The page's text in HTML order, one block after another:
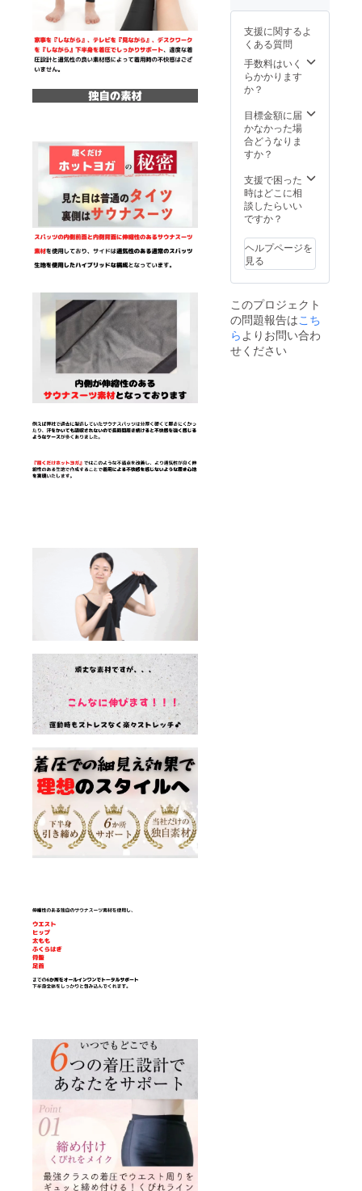
・
60~78c
m ・
ヒップ
サイ
ズ・・
cm M-L
・ウエ
ストサ
・
65~86c
m ・
ヒップ
ズ・・
85~105
cm 素材
生地
90% ポ
リエス
テル,
作成さ
ただき
ます。
ご希望
のサイ
ださい
・製品
詳細
ズ、製
品素
材） 製
品サイ
・ウエ
ストサ
イ
ズ・・
60~78c
m ・
ヒップ
サイ
ズ・・
ですの
M Sサ
イズか
らMサ
イズの
方向け
Mサイ
ズからL
サイズ
の方向
適度に
幅を持
たせた2
サイズ
作成さ
せてい
ただき
ます。
のサイ
ズをお
選びく
ださい
・製品
支援に関するよ
くある質問
手数料はいく
らかかります
か？
目標金額に届
かなかった場
合どうなりま
すか？
支援で困った
時はどこに相
談したらいい
ですか？
ヘルプページを
見る
このプロジェクト
の問題報告はこち
ら よりお問い合わ
せください